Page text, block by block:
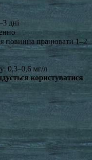
дні
повинна працювати 1–2
0,3–0,6 мг/л
користуватися